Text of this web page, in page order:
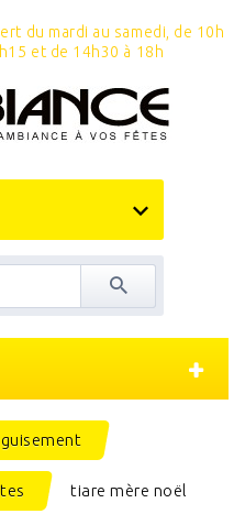
du mardi au samedi, de 10h
et de 14h30 à 18h
tiare mère noël